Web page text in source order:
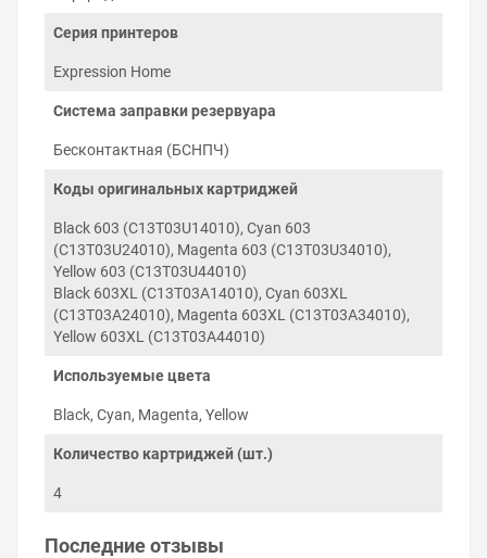
картриджей и серии печатающего устройства,
что гарантирует инициализацию чипа
микропрограммой принтера и обнуление уровня
чернил при необходимости.
Заправка и установка СНПЧ
на Epson Expression Home
XP-3105
Установка СНПЧ на Epson Expression Home XP-3105
проходит в три этапа: заправка резервуара и прокачка
картриджей, установка картриджей в каретку
печатающей головки и укладка силиконового шлейфа
по корпусу принтера. Для установки не требуется
изменение конструкции корпуса принтера.
Серия принтеров
Expression Home
Система заправки резервуара
Бесконтактная (БСНПЧ)
Коды оригинальных картриджей
Black 603 (C13T03U14010), Cyan 603
(C13T03U24010), Magenta 603 (C13T03U34010),
Yellow 603 (C13T03U44010)
Black 603XL (C13T03A14010), Cyan 603XL
(C13T03A24010), Magenta 603XL (C13T03A34010),
Yellow 603XL (C13T03A44010)
Используемые цвета
Black, Cyan, Magenta, Yellow
Количество картриджей (шт.)
4
Последние отзывы